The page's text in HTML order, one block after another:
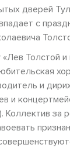
дверей
с
Толстой и
и
и
Коллектив за